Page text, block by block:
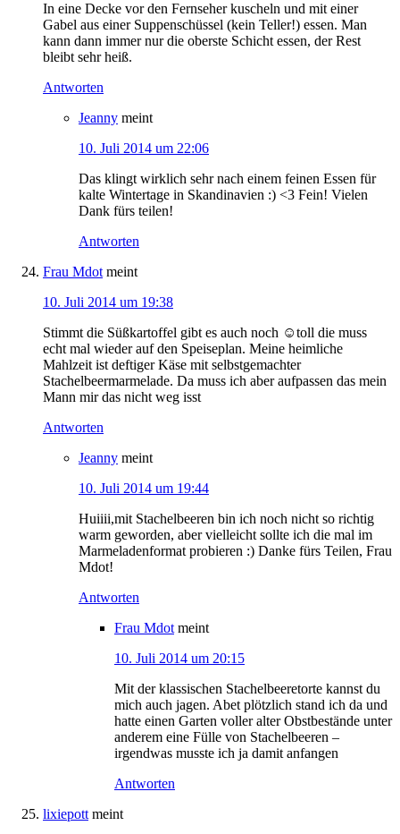
In eine Decke vor den Fernseher kuscheln und mit einer
Gabel aus einer Suppenschüssel (kein Teller!) essen. Man
kann dann immer nur die oberste Schicht essen, der Rest
bleibt sehr heiß.
Antworten
Jeanny meint
10. Juli 2014 um 22:06
Das klingt wirklich sehr nach einem feinen Essen für
kalte Wintertage in Skandinavien :) <3 Fein! Vielen
Dank fürs teilen!
Antworten
Frau Mdot meint
10. Juli 2014 um 19:38
Stimmt die Süßkartoffel gibt es auch noch ☺toll die muss
echt mal wieder auf den Speiseplan. Meine heimliche
Mahlzeit ist deftiger Käse mit selbstgemachter
Stachelbeermarmelade. Da muss ich aber aufpassen das mein
Mann mir das nicht weg isst
Antworten
Jeanny meint
10. Juli 2014 um 19:44
Huiiii,mit Stachelbeeren bin ich noch nicht so richtig
warm geworden, aber vielleicht sollte ich die mal im
Marmeladenformat probieren :) Danke fürs Teilen, Frau
Mdot!
Antworten
Frau Mdot meint
10. Juli 2014 um 20:15
Mit der klassischen Stachelbeeretorte kannst du
mich auch jagen. Abet plötzlich stand ich da und
hatte einen Garten voller alter Obstbestände unter
anderem eine Fülle von Stachelbeeren –
irgendwas musste ich ja damit anfangen
Antworten
lixiepott meint